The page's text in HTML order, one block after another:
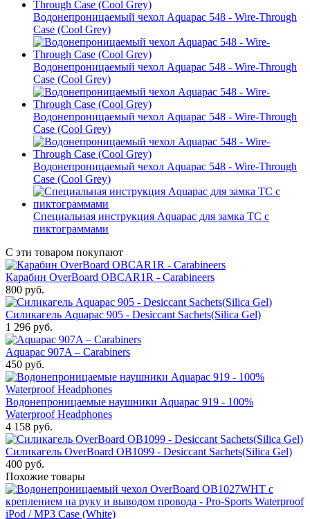
Водонепроницаемый чехол Aquapac 548 - Wire-Through
Case (Cool Grey)
Водонепроницаемый чехол Aquapac 548 - Wire-Through
Case (Cool Grey)
Водонепроницаемый чехол Aquapac 548 - Wire-Through
Case (Cool Grey)
Водонепроницаемый чехол Aquapac 548 - Wire-Through
Case (Cool Grey)
Специальная инструкция Aquapac для замка ТС с
пиктограммами
С эти товаром покупают
Карабин OverBoard OBCAR1R - Carabineers
800 руб.
Силикагель Aquapac 905 - Desiccant Sachets(Silica Gel)
1 296 руб.
Aquapac 907A – Carabiners
450 руб.
Водонепроницаемые наушники Aquapac 919 - 100%
Waterproof Headphones
4 158 руб.
Силикагель OverBoard OB1099 - Desiccant Sachets(Silica Gel)
400 руб.
Похожие товары